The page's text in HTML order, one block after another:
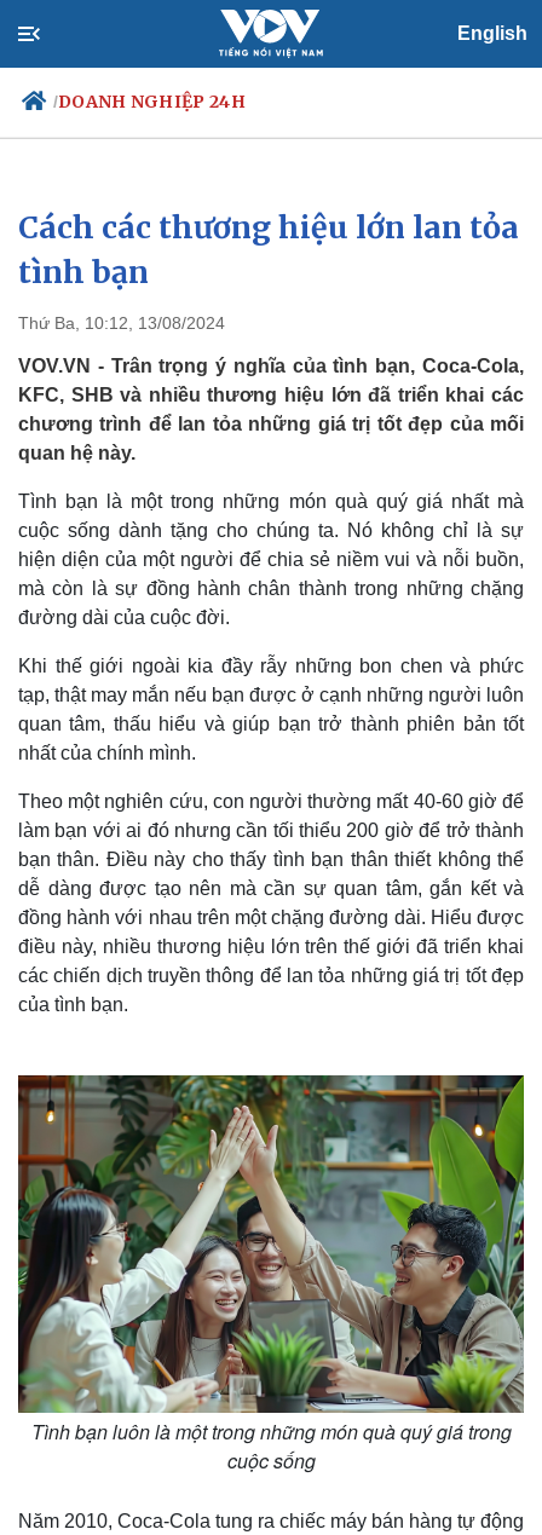
English
/DOANH NGHIỆP 24H
Chính trị
Đảng
Tổ chức nhân sự
Nhận diện sự thật
Xã hội
Việc làm
Biển đảo
Cách các thương hiệu lớn lan tỏa
tình bạn
Thứ Ba, 10:12, 13/08/2024
VOV.VN - Trân trọng ý nghĩa của tình bạn, Coca-Cola,
KFC, SHB và nhiều thương hiệu lớn đã triển khai các
chương trình để lan tỏa những giá trị tốt đẹp của mối
quan hệ này.
Tình bạn là một trong những món quà quý giá nhất mà
cuộc sống dành tặng cho chúng ta. Nó không chỉ là sự
hiện diện của một người để chia sẻ niềm vui và nỗi buồn,
mà còn là sự đồng hành chân thành trong những chặng
đường dài của cuộc đời.
Khi thế giới ngoài kia đầy rẫy những bon chen và phức
tạp, thật may mắn nếu bạn được ở cạnh những người luôn
quan tâm, thấu hiểu và giúp bạn trở thành phiên bản tốt
nhất của chính mình.
Theo một nghiên cứu, con người thường mất 40-60 giờ để
làm bạn với ai đó nhưng cần tối thiểu 200 giờ để trở thành
bạn thân. Điều này cho thấy tình bạn thân thiết không thể
dễ dàng được tạo nên mà cần sự quan tâm, gắn kết và
đồng hành với nhau trên một chặng đường dài. Hiểu được
điều này, nhiều thương hiệu lớn trên thế giới đã triển khai
các chiến dịch truyền thông để lan tỏa những giá trị tốt đẹp
của tình bạn.
Tình bạn luôn là một trong những món quà quý giá trong
cuộc sống
Năm 2010, Coca-Cola tung ra chiếc máy bán hàng tự động